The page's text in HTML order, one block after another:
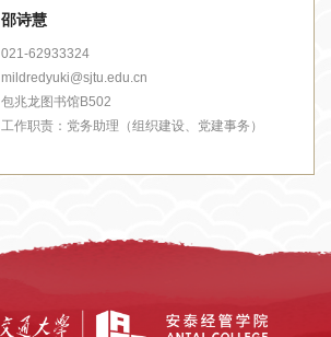
邵诗慧
021-62933324
mildredyuki@sjtu.edu.cn
包兆龙图书馆B502
工作职责： 党务助理（组织建设、党建事务）